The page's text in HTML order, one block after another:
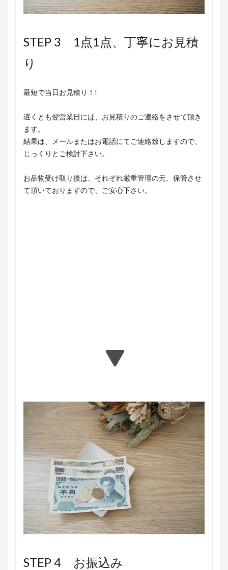
STEP 3 1点1点、丁寧にお見積
り
最短で当日お見積り！!
遅くとも翌営業日には、お見積りのご連絡をさせて頂き
ます。
結果は、メールまたはお電話にてご連絡致しますので、
じっくりとご検討下さい。
お品物受け取り後は、それぞれ厳重管理の元、保管させ
て頂いておりますので、ご安心下さい。
STEP 4 お振込み